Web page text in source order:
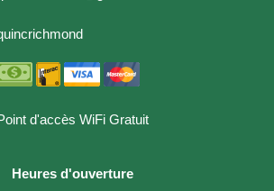
d'accès WiFi Gratuit
Heures d'ouverture